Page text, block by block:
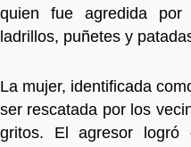
quien fue agredida
ladrillos, puñetes y
La mujer, identificada
ser rescatada por los
gritos. El agresor